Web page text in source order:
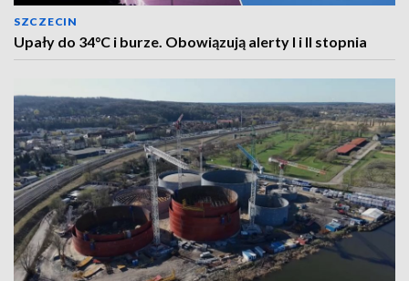
SZCZECIN
Upały do 34°C i burze. Obowiązują alerty I i II stopnia